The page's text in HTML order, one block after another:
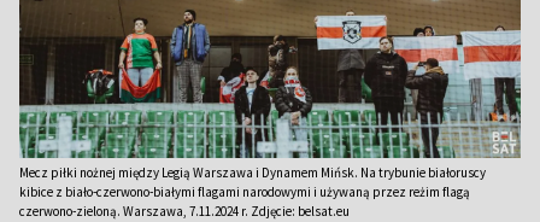
Mecz piłki nożnej między Legią Warszawa i Dynamem Mińsk. Na trybunie białoruscy
kibice z biało-czerwono-białymi flagami narodowymi i używaną przez reżim flagą
czerwono-zieloną. Warszawa, 7.11.2024 r. Zdjęcie: belsat.eu